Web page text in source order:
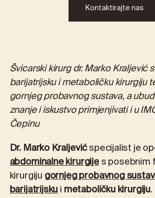
Kontaktirajte nas
Švicarski kirurg dr. Marko Kraljević
barijatrijsku i metaboličku kirurgiju
gornjeg probavnog sustava, a
znanje i iskustvo primjenjivati i u
Čepinu
Dr. Marko Kraljevićspecijalist je
abdominalne kirurgijes posebnim
kirurgijugornjeg probavnog
barijatrijskuimetaboličku kirurgiju